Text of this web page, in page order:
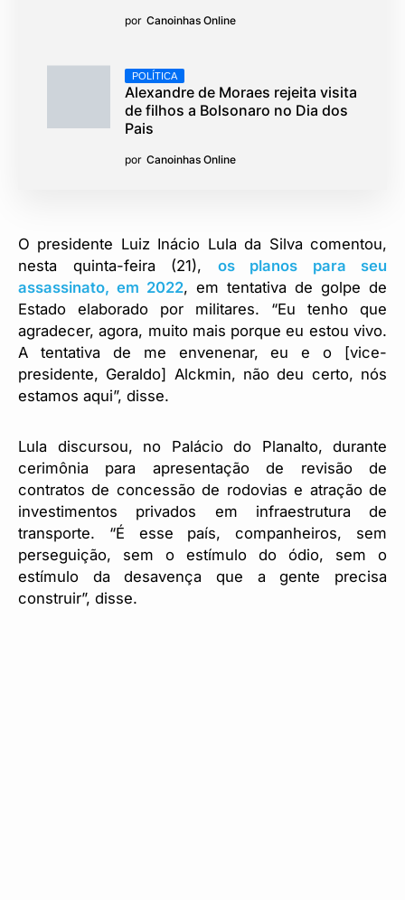
por Canoinhas Online
POLÍTICA
Alexandre de Moraes rejeita visita
de filhos a Bolsonaro no Dia dos
Pais
por Canoinhas Online
O presidente Luiz Inácio Lula da Silva comentou,
nesta quinta-feira (21), os planos para seu
assassinato, em 2022, em tentativa de golpe de
Estado elaborado por militares. “Eu tenho que
agradecer, agora, muito mais porque eu estou vivo.
A tentativa de me envenenar, eu e o [vice-
presidente, Geraldo] Alckmin, não deu certo, nós
estamos aqui”, disse.
Lula discursou, no Palácio do Planalto, durante
cerimônia para apresentação de revisão de
contratos de concessão de rodovias e atração de
investimentos privados em infraestrutura de
transporte. “É esse país, companheiros, sem
perseguição, sem o estímulo do ódio, sem o
estímulo da desavença que a gente precisa
construir”, disse.